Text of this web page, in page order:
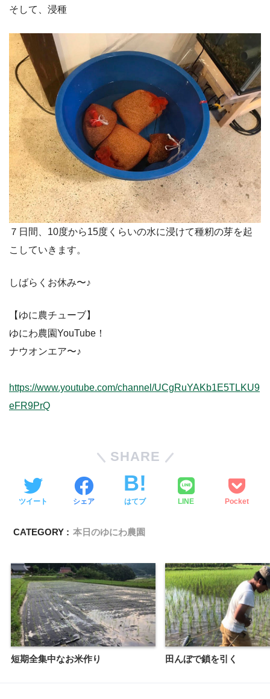
そして、浸種
７日間、10度から15度くらいの水に浸けて種籾の芽を起
こしていきます。
しばらくお休み〜♪
【ゆに農チューブ】
ゆにわ農園YouTube！
ナウオンエア〜♪
https://www.youtube.com/channel/UCgRuYAKb1E5TLKU9
eFR9PrQ
SHARE
ツイート シェア はてブ LINE Pocket
CATEGORY : 本日のゆにわ農園
短期全集中なお米作り 田んぼで鎖を引く